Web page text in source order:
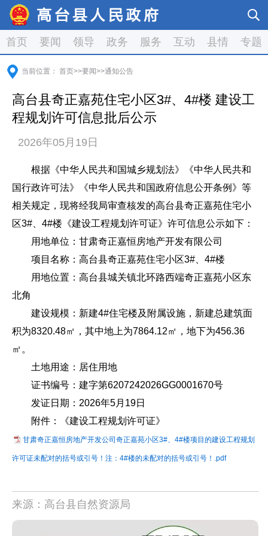
首页 要闻 领导 政务 服务 互动 县情 专题
当前位置： 首页>>要闻>>通知公告
高台县奇正嘉苑住宅小区3#、4#楼 建设工
程规划许可信息批后公示
2026年05月19日
根据《中华人民共和国城乡规划法》《中华人民共和
国行政许可法》《中华人民共和国政府信息公开条例》等
相关规定，现将经我局审查核发的高台县奇正嘉苑住宅小
区3#、4#楼 《建设工程规划许可证》许可信息公示如下：
用地单位：甘肃奇正嘉恒房地产开发有限公司
项目名称：高台县奇正嘉苑住宅小区3#、4#楼
用地位置：高台县城关镇北环路西端奇正嘉苑小区东
北角
建设规模：新建4#住宅楼及附属设施，新建总建筑面
积为8320.48㎡，其中地上为7864.12㎡，地下为456.36
㎡。
土地用途：居住用地
证书编号：建字第6207242026GG0001670号
发证日期：2026年5月19日
附件：《建设工程规划许可证》
甘肃奇正嘉恒房地产开发公司奇正嘉苑小区3#、4#楼项目的建设工程规划
许可证未配对的括号或引号！注：4#楼的未配对的括号或引号！.pdf
来源：高台县自然资源局